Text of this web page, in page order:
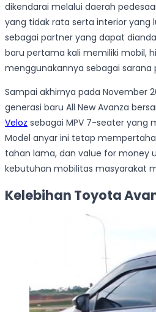
dikendarai melalui daerah
yang tidak rata serta interior yang
sebagai partner yang dapat
baru pertama kali memiliki mobil,
menggunakannya sebagai sarana
Sampai akhirnya pada November
generasi baru All New Avanza
Veloz sebagai MPV 7-seater yang
Model anyar ini tetap
tahan lama, dan value for money
kebutuhan mobilitas masyarakat
Kelebihan Toyota